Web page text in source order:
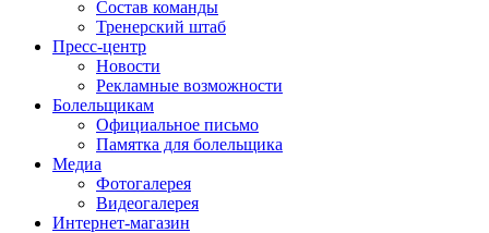
Состав команды
Тренерский штаб
Пресс-центр
Новости
Рекламные возможности
Болельщикам
Официальное письмо
Памятка для болельщика
Медиа
Фотогалерея
Видеогалерея
Интернет-магазин